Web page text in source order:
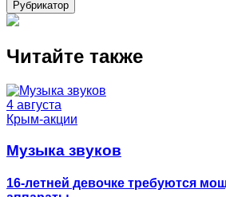
Рубрикатор
Читайте также
4 августа
Крым-акции
Музыка звуков
16-летней девочке требуются